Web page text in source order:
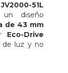
51L
un diseño
de 43 mm
Eco-Drive
de luz y no